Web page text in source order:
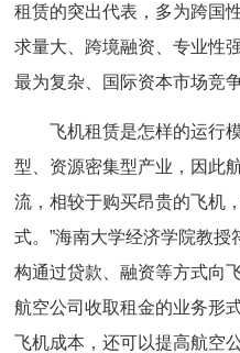
租赁的突出代表，多为跨国
求量大、跨境融资、专业性
最为复杂、国际资本市场竞
飞机租赁是怎样的运行
型、资源密集型产业，因此
流，相较于购买昂贵的飞机
式。”海南大学经济学院教
构通过贷款、融资等方式向
航空公司收取租金的业务形
飞机成本，还可以提高航空